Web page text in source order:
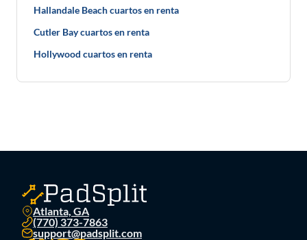
Hallandale Beach cuartos en renta
Cutler Bay cuartos en renta
Hollywood cuartos en renta
Atlanta, GA
(770) 373-7863
support@padsplit.com